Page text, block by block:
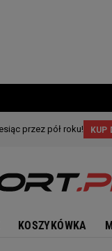
KOSZYKÓWKA